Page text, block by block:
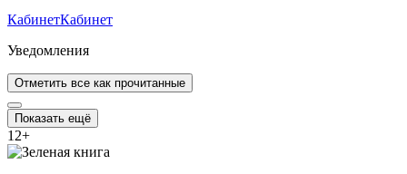
КабинетКабинет
Уведомления
Отметить все как прочитанные
Показать ещё
12+